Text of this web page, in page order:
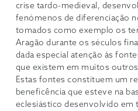
crise tardo-medieval,
fenómenos de diferenciação
tomados como exemplo os
Aragão durante os séculos
dada especial atenção às
que existem em muitos
Estas fontes constituem um
beneficência que esteve na
eclesiástico desenvolvido em